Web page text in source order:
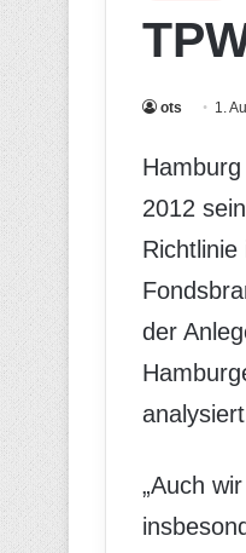
ots 1.
2012
der
„Auch